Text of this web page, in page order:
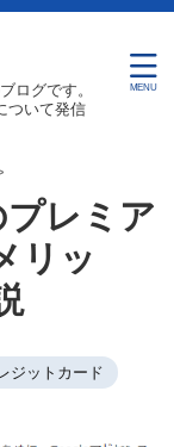
ログです。
ついて発信
レミア
リッ
ジットカード